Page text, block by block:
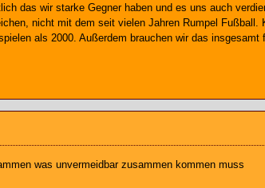
das wir starke Gegner haben und es uns auch
nicht mit dem seit vielen Jahren Rumpel
als 2000. Außerdem brauchen wir das
was unvermeidbar zusammen kommen muss